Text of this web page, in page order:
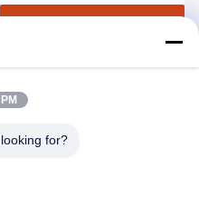
απόστασης ελαττωμάτων
καλωδίων
for?